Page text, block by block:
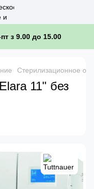
з 9.00 до 15.00
Стерилизационное
11" без